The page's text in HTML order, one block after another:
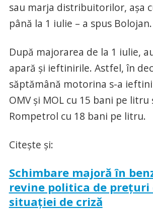
sau marja distribuitorilor, așa
până la 1 iulie – a spus Bolojan.
După majorarea de la 1 iulie,
apară și ieftinirile. Astfel, în
săptămână motorina s-a
OMV și MOL cu 15 bani pe litru
Rompetrol cu 18 bani pe litru.
Citește și:
Schimbare majoră în
revine politica de
situației de criză